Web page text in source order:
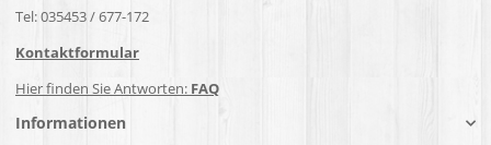
Tel: 035453 / 677-172
Kontaktformular
Hier finden Sie Antworten: FAQ
Informationen